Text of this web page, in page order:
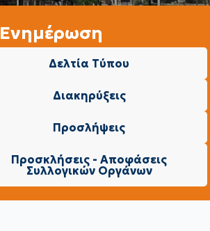
Ενημέρωση
Δελτία Τύπου
Διακηρύξεις
Προσλήψεις
Προσκλήσεις - Αποφάσεις
Συλλογικών Οργάνων